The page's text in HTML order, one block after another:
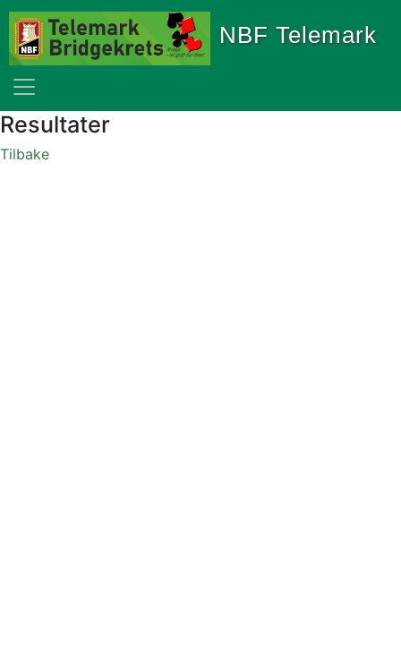
NBF Telemark
Resultater
Tilbake